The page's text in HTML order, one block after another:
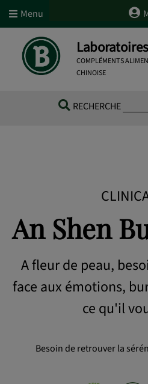
COMPLÉMENTS
CHINOISE
RECHERCHE
An Shen
A fleur de peau,
face aux émotions,
ce qu'il
Besoin de retrouver la
Menu